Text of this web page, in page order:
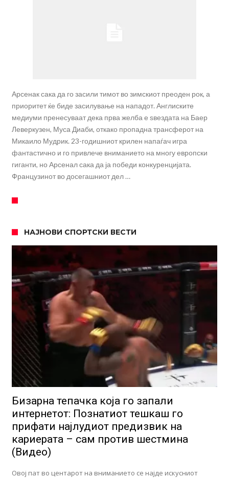
Арсенак сака да го засили тимот во зимскиот преоден рок, а
приоритет ќе биде засилување на нападот. Англиските
медиуми пренесуваат дека прва желба е ѕвездата на Баер
Леверкузен, Муса Диаби, откако пропадна трансферот на
Микаило Мудрик. 23-годишниот крилен напаѓач игра
фантастично и го привлече вниманието на многу европски
гиганти, но Арсенал сака да ја победи конкуренцијата.
Французинот во досегашниот дел …
НАЈНОВИ СПОРТСКИ ВЕСТИ
Бизарна тепачка која го запали
интернетот: Познатиот тешкаш го
прифати најлудиот предизвик на
кариерата – сам против шестмина
(Видео)
Овој пат во центарот на вниманието се најде искусниот